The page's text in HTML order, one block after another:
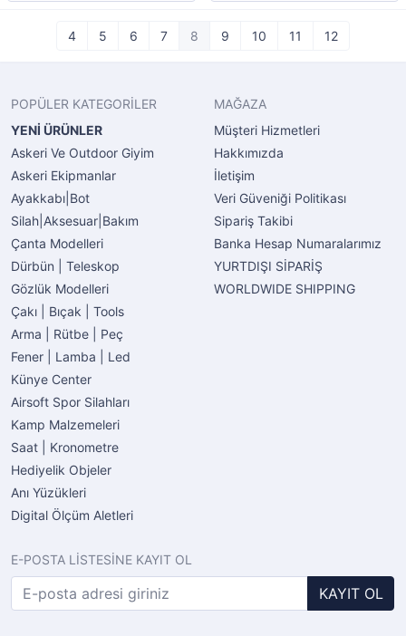
4 5 6 7 8 9 10 11 12
POPÜLER KATEGORİLER
YENİ ÜRÜNLER
Askeri Ve Outdoor Giyim
Askeri Ekipmanlar
Ayakkabı|Bot
Silah|Aksesuar|Bakım
Çanta Modelleri
Dürbün | Teleskop
Gözlük Modelleri
Çakı | Bıçak | Tools
Arma | Rütbe | Peç
Fener | Lamba | Led
Künye Center
Airsoft Spor Silahları
Kamp Malzemeleri
Saat | Kronometre
Hediyelik Objeler
Anı Yüzükleri
Digital Ölçüm Aletleri
MAĞAZA
Müşteri Hizmetleri
Hakkımızda
İletişim
Veri Güveniği Politikası
Sipariş Takibi
Banka Hesap Numaralarımız
YURTDIŞI SİPARİŞ
WORLDWIDE SHIPPING
E-POSTA LİSTESİNE KAYIT OL
KAYIT OL